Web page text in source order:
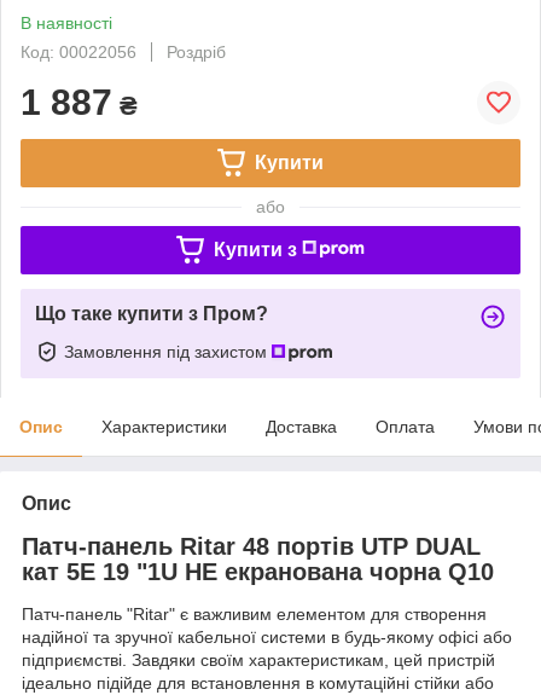
В наявності
Код: 00022056
Роздріб
1 887 ₴
Купити
або
Купити з
Що таке купити з Пром?
Замовлення під захистом
Опис Характеристики Доставка Оплата Умови
Опис
Патч-панель Ritar 48 портiв UTP DUAL
кат 5Е 19 "1U НЕ екранована чорна Q10
Патч-панель "Ritar" є важливим елементом для створення
надійної та зручної кабельної системи в будь-якому офісі або
підприємстві. Завдяки своїм характеристикам, цей пристрій
ідеально підійде для встановлення в комутаційні стійки або